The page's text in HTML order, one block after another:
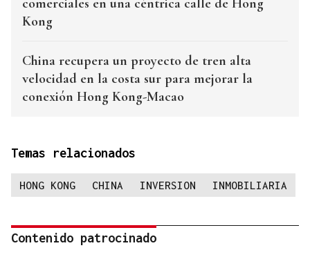
comerciales en una céntrica calle de Hong
Kong
China recupera un proyecto de tren alta
velocidad en la costa sur para mejorar la
conexión Hong Kong-Macao
Temas relacionados
HONG KONG CHINA INVERSION INMOBILIARIA
Contenido patrocinado